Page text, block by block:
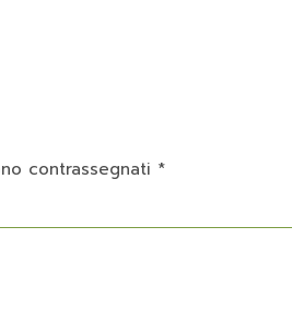
contrassegnati *